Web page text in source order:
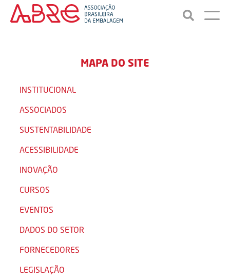
MAPA DO SITE
INSTITUCIONAL
ASSOCIADOS
SUSTENTABILIDADE
ACESSIBILIDADE
INOVAÇÃO
CURSOS
EVENTOS
DADOS DO SETOR
FORNECEDORES
LEGISLAÇÃO